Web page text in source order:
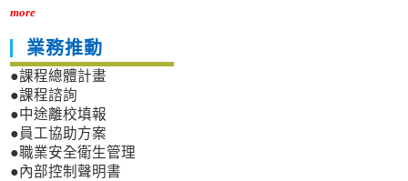
more
業務推動
●課程總體計畫
●課程諮詢
●中途離校填報
●員工協助方案
●職業安全衛生管理
●內部控制聲明書